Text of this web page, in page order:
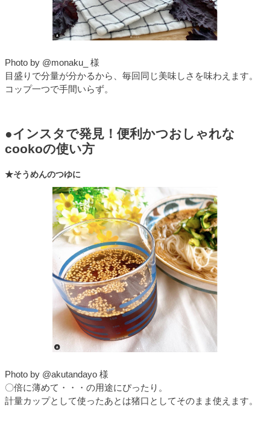
Photo by @monaku_ 様
目盛りで分量が分かるから、毎回同じ美味しさを味わえます。
コップ一つで手間いらず。
●インスタで発見！便利かつおしゃれな
cookoの使い方
★そうめんのつゆに
Photo by @akutandayo 様
〇倍に薄めて・・・の用途にぴったり。
計量カップとして使ったあとは猪口としてそのまま使えます。